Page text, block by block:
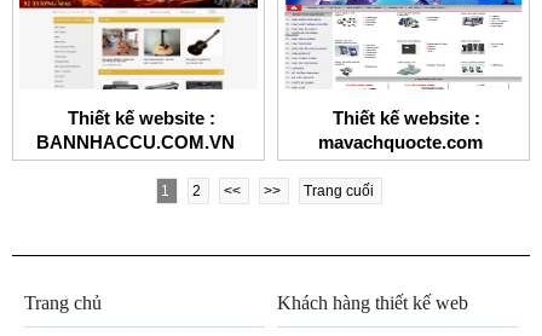
Thiết kế website :
BANNHACCU.COM.VN
Thiết kế website :
mavachquocte.com
1 2 << >> Trang cuối
Trang chủ Khách hàng thiết kế web